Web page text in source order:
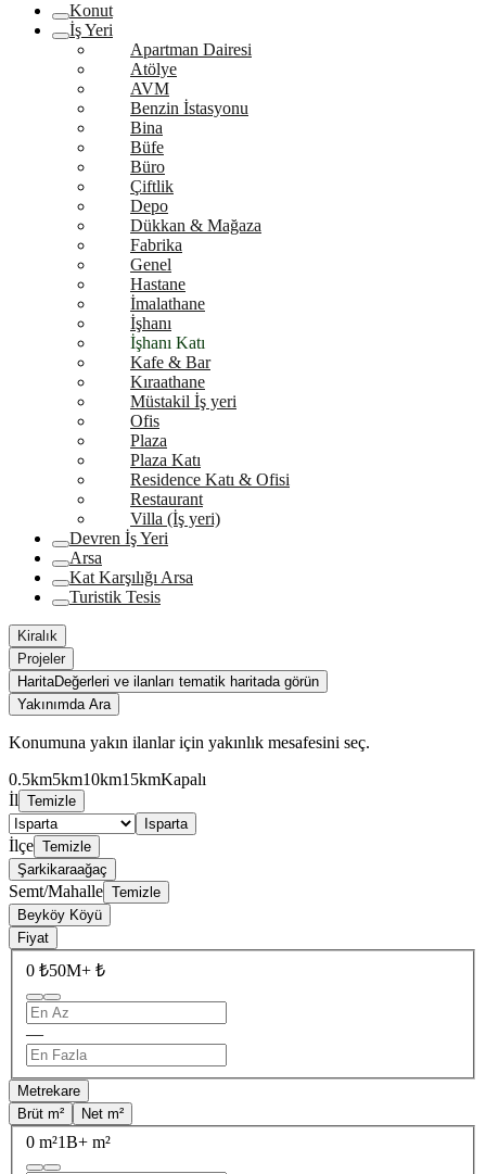
Konut
İş Yeri
Apartman Dairesi
Atölye
AVM
Benzin İstasyonu
Bina
Büfe
Büro
Çiftlik
Depo
Dükkan & Mağaza
Fabrika
Genel
Hastane
İmalathane
İşhanı
İşhanı Katı
Kafe & Bar
Kıraathane
Müstakil İş yeri
Ofis
Plaza
Plaza Katı
Residence Katı & Ofisi
Restaurant
Villa (İş yeri)
Devren İş Yeri
Arsa
Kat Karşılığı Arsa
Turistik Tesis
Kiralık
Projeler
HaritaDeğerleri ve ilanları tematik haritada görün
Yakınımda Ara
Konumuna yakın ilanlar için yakınlık mesafesini seç.
0.5km5km10km15kmKapalı
İl Temizle
Isparta
İlçe Temizle
Şarkikaraağaç
Semt/Mahalle Temizle
Beyköy Köyü
Fiyat
0 ₺50M+ ₺
—
Metrekare
Brüt m²
Net m²
0 m²1B+ m²